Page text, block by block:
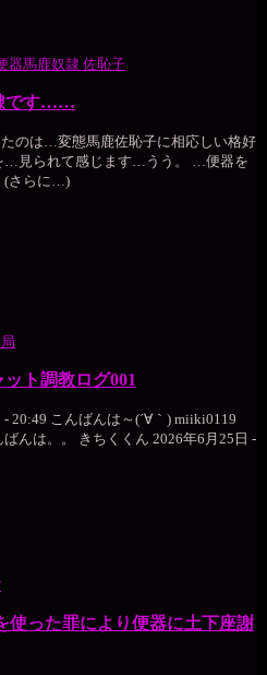
器馬鹿奴隷 佐恥子
です……
のは…変態馬鹿佐恥子に相応しい格好
…見られて感じます…うう。 …便器を
(さらに…)
ト調教ログ001
20:49 こんばんは～(´∀｀) miiki0119
んは。。 きちくくん 2026年6月25日 -
使った罪により便器に土下座謝